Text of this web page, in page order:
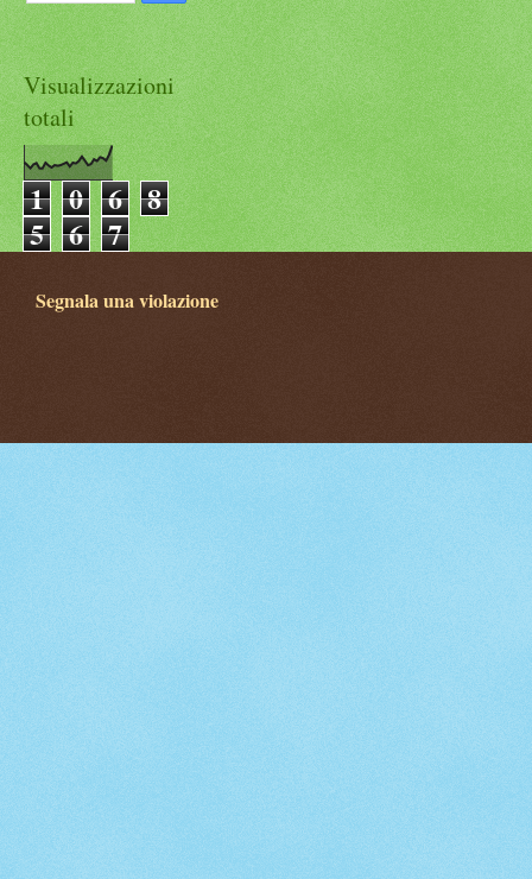
Visualizzazioni
totali
1 0 6 8
5 6 7
Segnala una violazione